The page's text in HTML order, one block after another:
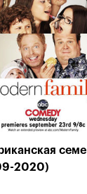
2020)